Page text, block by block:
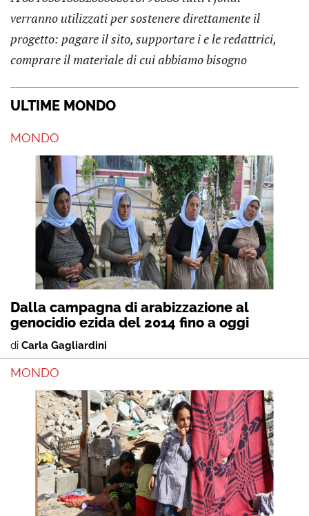
verranno utilizzati per sostenere direttamente il
progetto: pagare il sito, supportare i e le redattrici,
comprare il materiale di cui abbiamo bisogno
ULTIME MONDO
MONDO
Dalla campagna di arabizzazione al
genocidio ezida del 2014 fino a oggi
di Carla Gagliardini
MONDO